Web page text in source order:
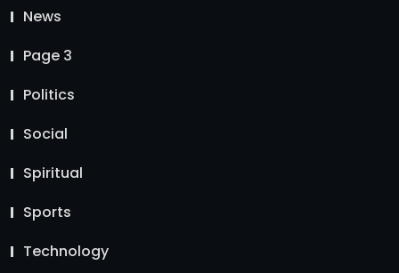
News
Page 3
Politics
Social
Spiritual
Sports
Technology